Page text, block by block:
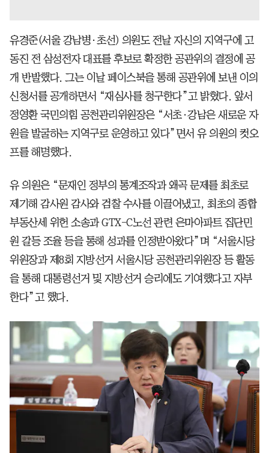
유경준(서울 강남병·초선) 의원도 전날 자신의 지역구에 고
동진 전 삼성전자 대표를 후보로 확정한 공관위의 결정에 공
개 반발했다. 그는 이날 페이스북을 통해 공관위에 보낸 이의
신청서를 공개하면서 “재심사를 청구한다”고 밝혔다. 앞서
정영환 국민의힘 공천관리위원장은 “서초·강남은 새로운 자
원을 발굴하는 지역구로 운영하고 있다”면서 유 의원의 컷오
프를 해명했다.
유 의원은 “문재인 정부의 통계조작과 왜곡 문제를 최초로
제기해 감사원 감사와 검찰 수사를 이끌어냈고, 최초의 종합
부동산세 위헌 소송과 GTX-C노선 관련 은마아파트 집단민
원 갈등 조율 등을 통해 성과를 인정받아왔다”며 “서울시당
위원장과 제8회 지방선거 서울시당 공천관리위원장 등 활동
을 통해 대통령선거 및 지방선거 승리에도 기여했다고 자부
한다”고 했다.